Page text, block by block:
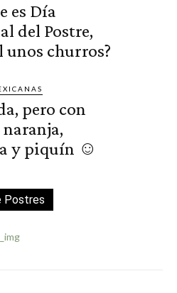
es Día
del Postre,
unos churros?
pero con
y piquín ☺️
Postres